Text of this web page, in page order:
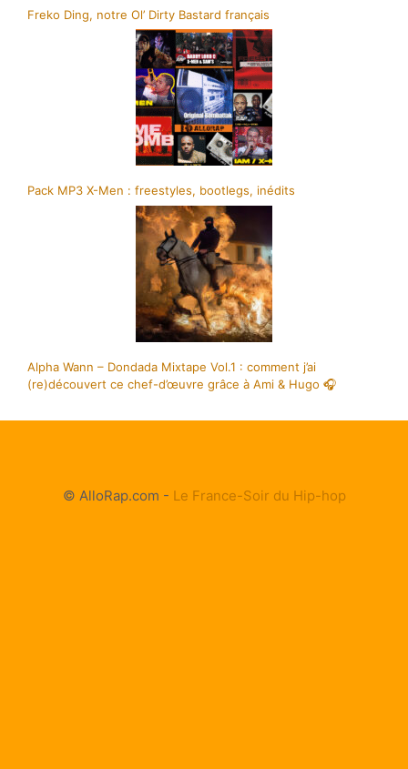
Freko Ding, notre Ol’ Dirty Bastard français
Pack MP3 X-Men : freestyles, bootlegs, inédits
Alpha Wann – Dondada Mixtape Vol.1 : comment j’ai
(re)découvert ce chef-d’œuvre grâce à Ami & Hugo 🎧
© AlloRap.com - Le France-Soir du Hip-hop